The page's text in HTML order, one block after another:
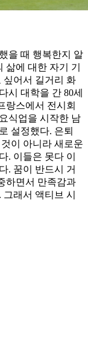
을 때 행복한지 알
에 대한 자기 기
싶어서 길거리 화
시 대학을 간 80세
랑스에서 전시회
식업을 시작한 남
설정했다. 은퇴
이 아니라 새로운
. 이들은 못다 이
. 꿈이 반드시 거
하면서 만족감과
래서 액티브 시